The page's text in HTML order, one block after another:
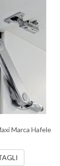
Marca Hafele